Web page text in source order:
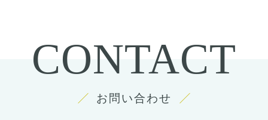
CONTACT
お問い合わせ